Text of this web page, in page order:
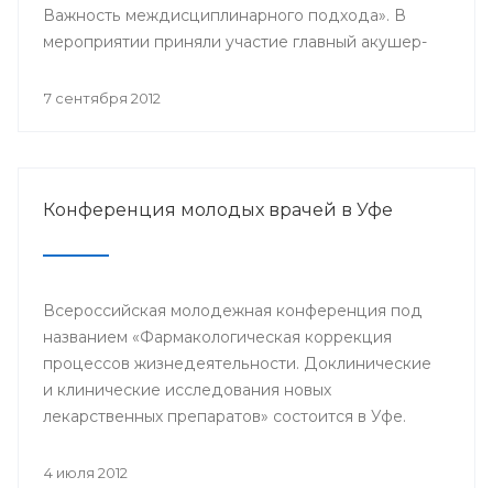
Важность междисциплинарного подхода». В
мероприятии приняли участие главный акушер-
заместитель начальника Управления
заведующий кафедрой акушерства и
профессора ведущих клиник Москвы: Рафаэль
гинекологи, детские гинекологи, кардиологи,
эндокринологи, врачи общей практики,
терапевты, сотрудники профильных кафедр
БГМУ.
7 сентября 2012
Конференция молодых врачей в Уфе
Всероссийская молодежная конференция под
названием «Фармакологическая коррекция
процессов жизнедеятельности. Доклинические
и клинические исследования новых
лекарственных препаратов» состоится в Уфе.
4 июля 2012